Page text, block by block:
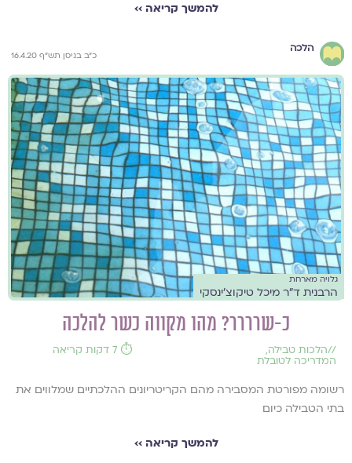
להמשך קריאה ››
הלכה
כ"ב בניסן תש"ף 16.4.20
גלויה מארחת
הרבנית ד"ר מיכל טיקוצ'ינסקי
כ-שרררר? מהו מקווה כשר להלכה
//הלכות טבילה,
המדריכה לטובלת
⏱️ 7 דקות קריאה
רשומה מפורטת המסבירה מהם הקריטריונים ההלכתיים שמלווים את
בתי הטבילה כיום
להמשך קריאה ››